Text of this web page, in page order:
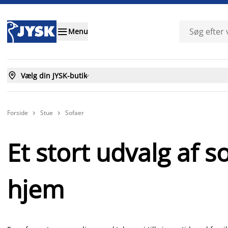
Menu
 Vælg din JYSK-butik
Forside  Stue  Sofaer
Et stort udvalg af
hjem